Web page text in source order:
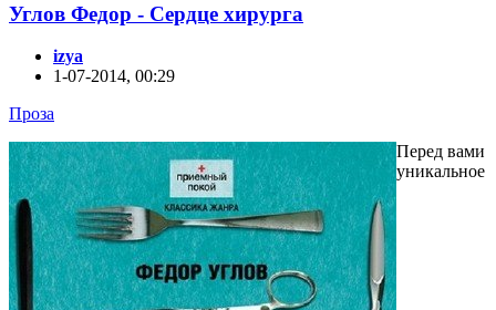
Углов Федор - Сердце хирурга
izya
1-07-2014, 00:29
Проза
Перед вами
уникальное